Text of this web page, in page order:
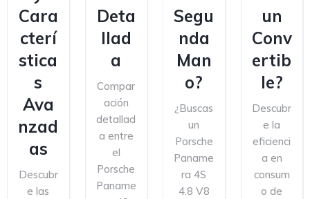
Cara
cterí
stica
s
Ava
nzad
as
Descubr
e las
Deta
llad
a
Compar
ación
detallad
a entre
el
Porsche
Paname
Segu
nda
Man
o?
¿Buscas
un
Porsche
Paname
ra 4S
4.8 V8
un
Conv
ertib
le?
Descubr
e la
eficienci
a en
consum
o de